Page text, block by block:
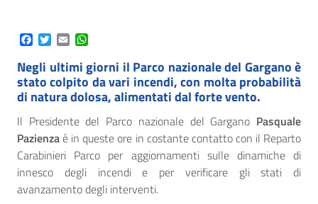
Facebook
Twitter
Email
Negli ultimi giorni il Parco nazionale del Gargano è
stato colpito da vari incendi, con molta probabilità
di natura dolosa, alimentati dal forte vento.
Il Presidente del Parco nazionale del Gargano Pasquale
Pazienzaè in queste ore in costante contatto con il Reparto
Carabinieri Parco per aggiornamenti sulle dinamiche di
innesco degli incendi e per verificare gli stati di
avanzamento degli interventi.